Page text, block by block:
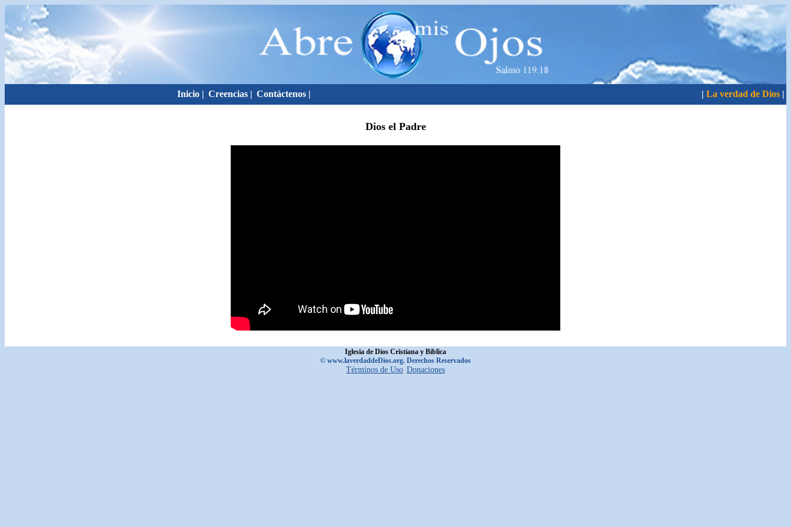
Inicio | Creencias | Contáctenos | | La verdad de Dios |
Dios el Padre
Iglesia de Dios Cristiana y Bíblica
© www.laverdaddeDios.org. Derechos Reservados
Términos de Uso Donaciones